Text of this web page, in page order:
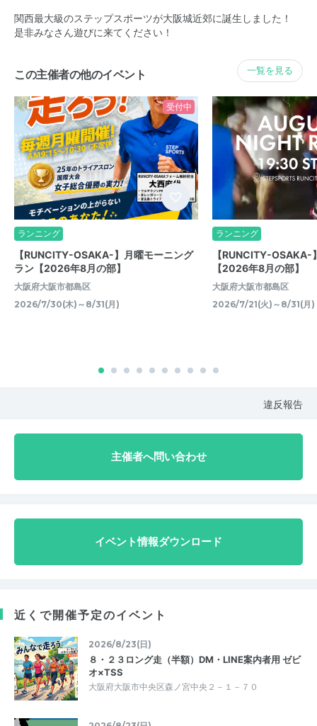
関西最大級のステップスポーツが大阪城近郊に誕生しました！
是非みなさん遊びに来てください！
この主催者の他のイベント 一覧を見る
受付中
ランニング
【RUNCITY-OSAKA-】月曜モーニング
ラン【2026年8月の部】
大阪府大阪市都島区
2026/7/30(木)～8/31(月)
ランニング
【RUNCITY-OSAKA-
【2026年8月の部】
大阪府大阪市都島区
2026/7/21(火)～8/31(月)
違反報告
主催者へ問い合わせ
イベント情報ダウンロード
近くで開催予定のイベント
2026/8/23(日)
８・２３ロング走（半額）DM・LINE案内者用 ゼビ
オ×TSS
大阪府大阪市中央区森ノ宮中央２－１－７０